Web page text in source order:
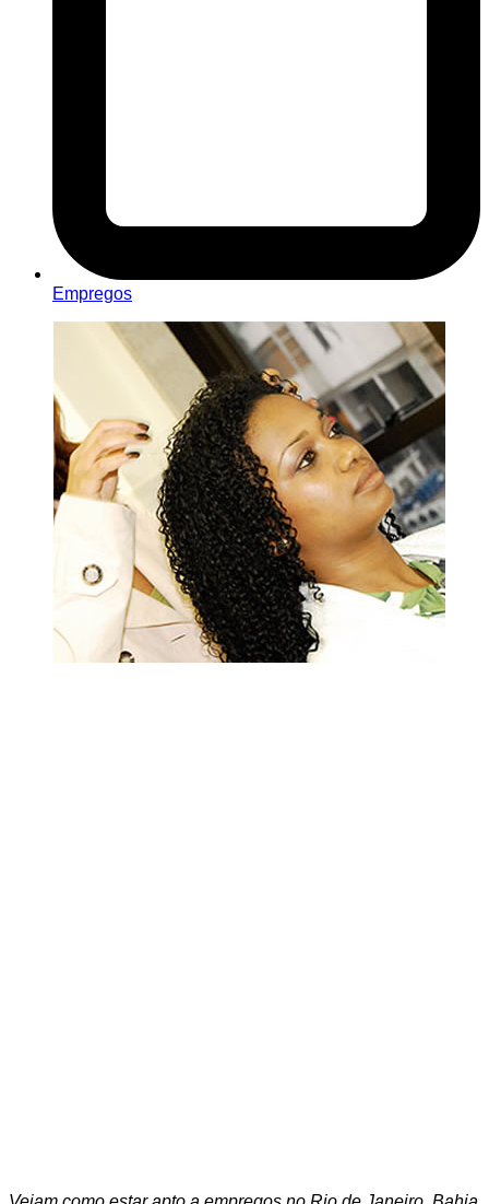
Empregos